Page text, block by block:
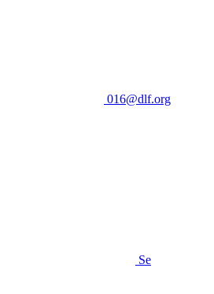
016@dlf.org
Se